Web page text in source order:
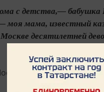
с детства,— бабушка
моя мама, известный
десятилетней